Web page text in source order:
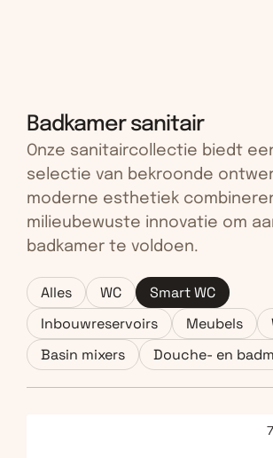
Badkamer sanitair
Onze sanitaircollectie biedt
selectie van bekroonde
moderne esthetiek
milieubewuste innovatie om
badkamer te voldoen.
Alles WC
Smart WC
Inbouwreservoirs
Meubels
Basin mixers
Douche- en